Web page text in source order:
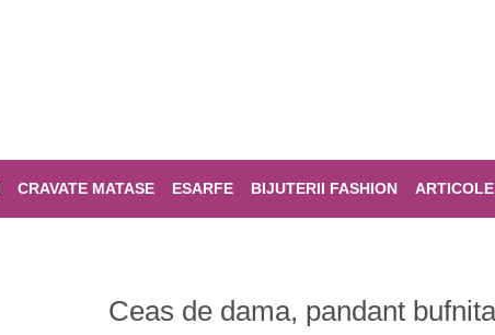
CRAVATE MATASE ESARFE BIJUTERII FASHION
Ceas de dama, pandant bufnita